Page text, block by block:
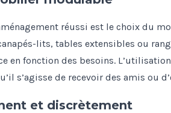
réussi est le choix du
lits, tables extensibles ou
en fonction des besoins.
s’agisse de recevoir des amis ou
et discrètement